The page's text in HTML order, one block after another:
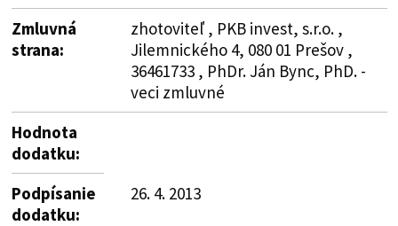
Zmluvná
strana:
zhotoviteľ , PKB invest, s.r.o. ,
Jilemnického 4, 080 01 Prešov ,
36461733 , PhDr. Ján Bync, PhD. -
veci zmluvné
Hodnota
dodatku:
Podpísanie
dodatku:
26. 4. 2013